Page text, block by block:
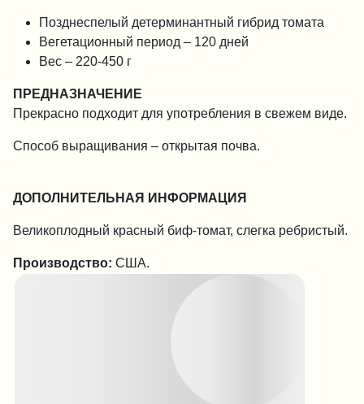
Позднеспелый детерминантный гибрид томата
Вегетационный период – 120 дней
Вес – 220-450 г
ПРЕДНАЗНАЧЕНИЕ
Прекрасно подходит для употребления в свежем виде.
Способ выращивания – открытая почва.
ДОПОЛНИТЕЛЬНАЯ ИНФОРМАЦИЯ
Великоплодный красный биф-томат, слегка ребристый.
Производство: США.